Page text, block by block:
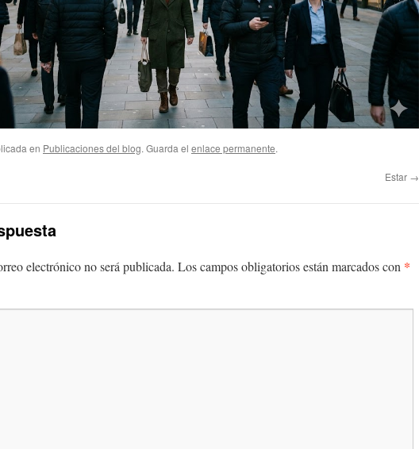
en Publicaciones del blog. Guarda el enlace permanente.
Estar →
electrónico no será publicada. Los campos obligatorios están marcados con *